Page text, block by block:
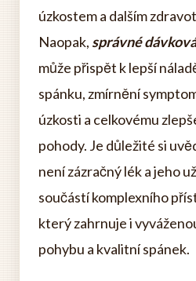
úzkostem a dalším
Naopak, správné
může přispět k lepší
spánku, zmírnění
úzkosti a celkovému
pohody. Je důležité si
není zázračný lék a jeho
součástí komplexního
který zahrnuje i
pohybu a kvalitní spánek.